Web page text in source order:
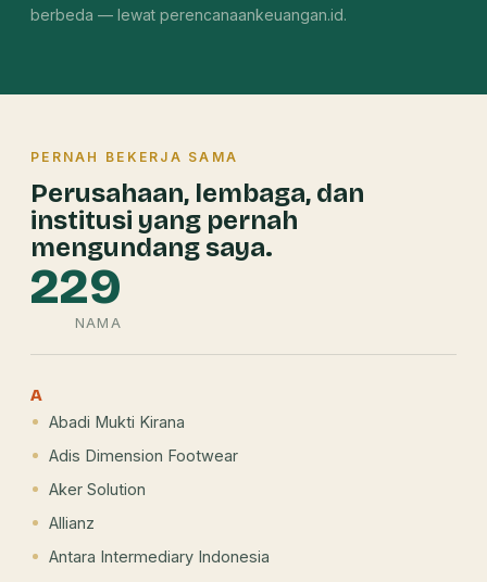
berbeda — lewat perencanaankeuangan.id.
PERNAH BEKERJA SAMA
Perusahaan, lembaga, dan
institusi yang pernah
mengundang saya.
229
NAMA
A
Abadi Mukti Kirana
Adis Dimension Footwear
Aker Solution
Allianz
Antara Intermediary Indonesia